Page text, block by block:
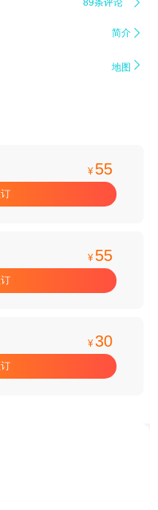
简介 
地图 
¥ 55
¥ 55
¥30